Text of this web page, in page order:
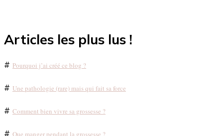
Articles les plus lus !
# Pourquoi j’ai créé ce blog ?
# Une pathologie (rare) mais qui fait sa force
# Comment bien vivre sa grossesse ?
# Que manger pendant la grossesse ?